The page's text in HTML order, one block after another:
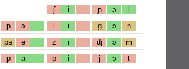
ʃ i ɲ ɔ l
p ɔ l i g ɔ n
pʁ e z i dj ɔ m
p a p i j ɔ t